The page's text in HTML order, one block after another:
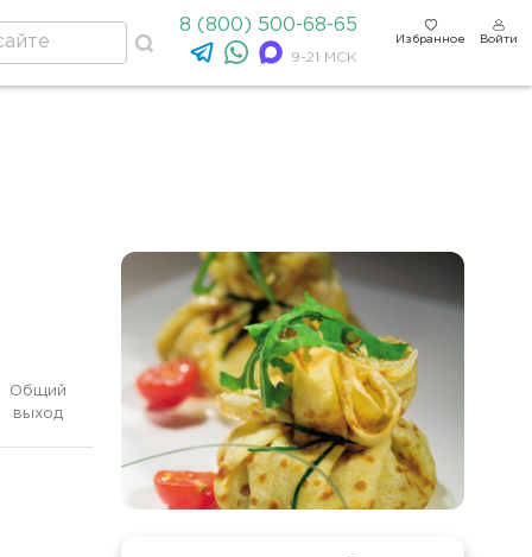
8 (800) 500-68-65
9-21 МСК
Избранное Войти
Общий
выход